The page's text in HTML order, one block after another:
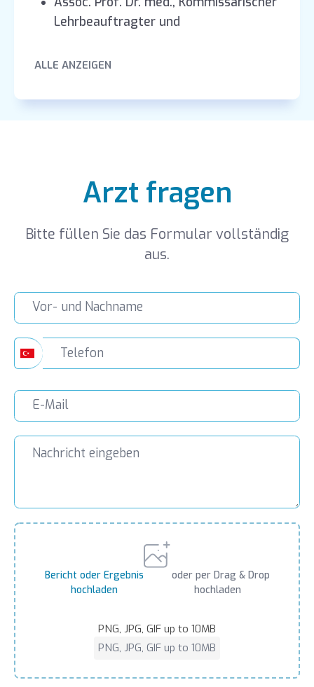
Lehrbeauftragter und
Forschungskrankenhaus Sultan
(2023)
ALLE ANZEIGEN
Arzt fragen
Bitte füllen Sie das Formular vollständig
aus.
Bericht oder Ergebnis
hochladen
oder per Drag & Drop
hochladen
PNG, JPG, GIF up to 10MB
PNG, JPG, GIF up to 10MB